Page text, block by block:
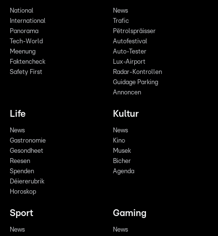
National
International
Panorama
Tech-World
Meenung
Faktencheck
Safety First
News
Trafic
Pëtrolspräisser
Autofestival
Auto-Tester
Lux-Airport
Radar-Kontrollen
Guidage Parking
Annoncen
Life
News
Gastronomie
Gesondheet
Reesen
Spenden
Déiererubrik
Horoskop
Kultur
News
Kino
Musek
Bicher
Agenda
Sport
News
Gaming
News